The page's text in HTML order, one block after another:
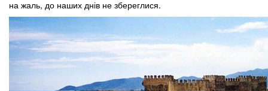
на жаль, до наших днів не збереглися.